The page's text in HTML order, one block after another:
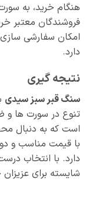
هنگام خرید، به
فروشندگان معتبر
امکان سفارشی‌ سازی
دارد.
نتیجه‌ گیری
سنگ قبر سبز سیدیبا
تنوع در سورت‌ ها و
است که به دنبال
با قیمت مناسب و
دارد. با انتخاب درست
شایسته برای عزیزان